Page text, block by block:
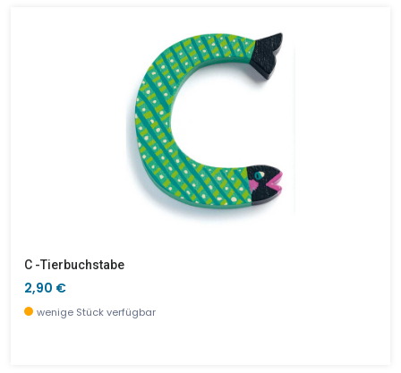
C -Tierbuchstabe
2,90 €
wenige Stück verfügbar